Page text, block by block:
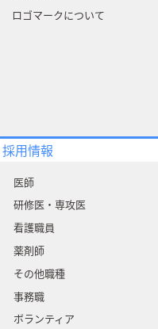
ロゴマークについて
採用情報
医師
研修医・専攻医
看護職員
薬剤師
その他職種
事務職
ボランティア